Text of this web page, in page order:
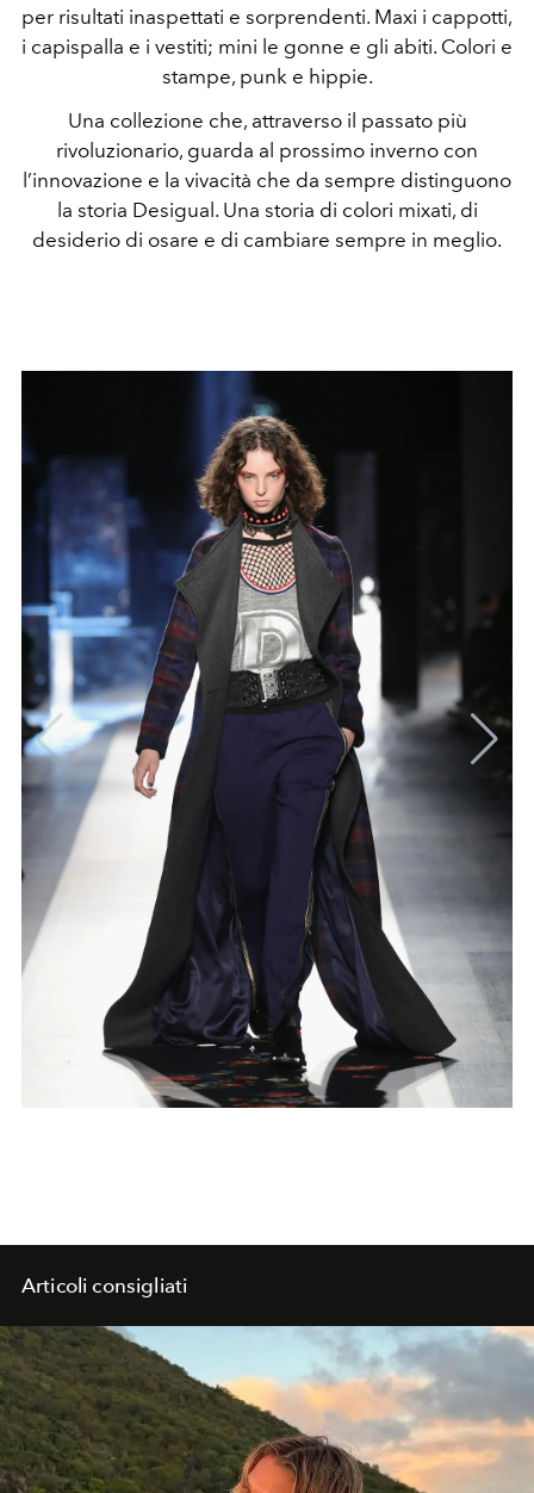
per risultati inaspettati e sorprendenti. Maxi i cappotti,
i capispalla e i vestiti; mini le gonne e gli abiti. Colori e
stampe, punk e hippie.
Una collezione che, attraverso il passato più
rivoluzionario, guarda al prossimo inverno con
l’innovazione e la vivacità che da sempre distinguono
la storia Desigual. Una storia di colori mixati, di
desiderio di osare e di cambiare sempre in meglio.
Articoli consigliati